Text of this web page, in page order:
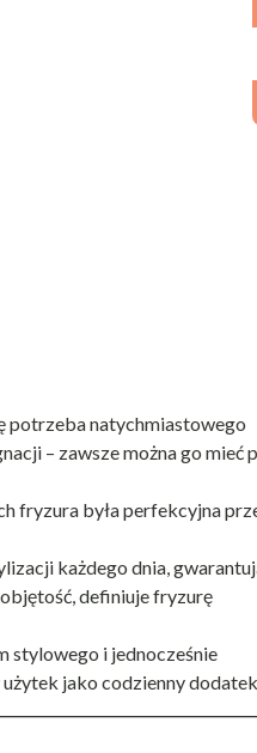
potrzeba natychmiastowego
– zawsze można go mieć
fryzura była perfekcyjna
każdego dnia,
definiuje fryzurę
stylowego i jednocześnie
jako codzienny